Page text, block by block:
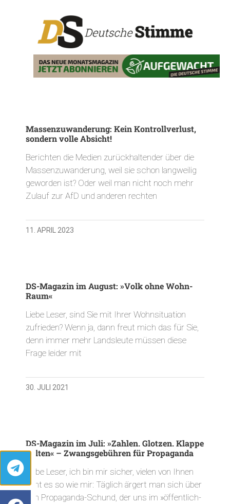
Massenzuwanderung: Kein Kontrollverlust,
sondern volle Absicht!
Berichten die Medien zurückhaltender über die
Massenzuwanderung, weil sie schon langweilig
geworden ist? Oder weil man nicht noch mehr
Zulauf zur AfD und anderen rechten
11. APRIL 2023
DS-Magazin im August: »Volk ohne Wohn-
Raum«
Liebe Leser, sind Sie mit Ihrer Wohnsituation
zufrieden? Wenn ja, dann freut mich das für Sie,
denn immer mehr Landsleute müssen diese
Frage leider mit
30. JULI 2021
DS-Magazin im Juli: »Zahlen. Glotzen. Klappe
halten« – Zwangsgebühren für Propaganda
Liebe Leser, ich bin mir sicher, vielen von Ihnen
geht es so wie mir: Täglich ärgert man sich über
den Propaganda-Schund, der uns im »öffentlich-